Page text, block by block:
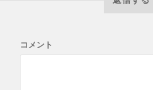
コメント